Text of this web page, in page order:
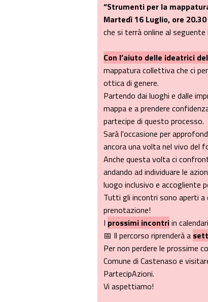
“Strumenti per la
Martedì 16 Luglio, ore 20.30
che si terrà online al
Con l’aiuto delle ideatrici
mappatura collettiva che ci
ottica di genere.
Partendo dai luoghi e dalle
mappa e a prendere
partecipe di questo processo.
Sarà l'occasione per
ancora una volta nel vivo del
Anche questa volta ci
andando ad individuare le
luogo inclusivo e accogliente
Tutti gli incontri sono aperti a
prenotazione!
I prossimi incontriin
📅 Il percorso riprenderà a
Per non perdere le prossime
Comune di Castenaso e
PartecipAzioni.
Vi aspettiamo!